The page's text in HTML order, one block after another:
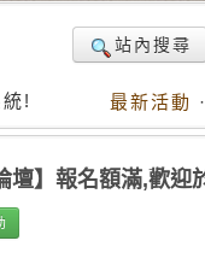
!
站內搜尋
最新活動 ·
】報名額滿,歡迎